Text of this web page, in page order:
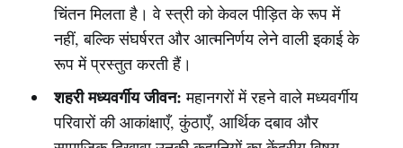
चिंतन मिलता है। वे स्त्री को केवल पीड़ित के रूप में
नहीं, बल्कि संघर्षरत और आत्मनिर्णय लेने वाली इकाई के
रूप में प्रस्तुत करती हैं।
शहरी मध्यवर्गीय जीवन: महानगरों में रहने वाले मध्यवर्गीय
परिवारों की आकांक्षाएँ, कुंठाएँ, आर्थिक दबाव और